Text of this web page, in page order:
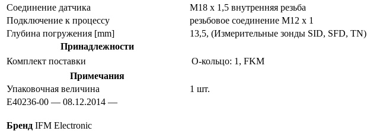
Соединение датчика
M18 x 1,5 внутренняя резьба
Подключение к процессу
резьбовое соединение M12 x 1
Глубина погружения [mm]
13,5, (Измерительные зонды SID, SFD, TN)
Принадлежности
Комплект поставки
O-кольцо: 1, FKM
Примечания
Упаковочная величина
1 шт.
E40236-00 — 08.12.2014 —
Бренд IFM Electronic